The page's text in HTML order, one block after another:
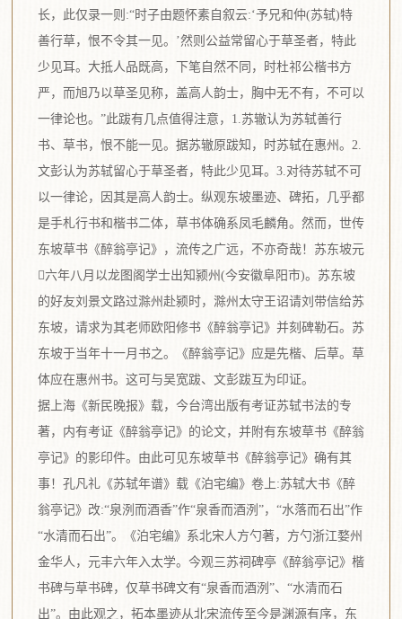
长，此仅录一则:“时子由题怀素自叙云:‘予兄和仲(苏轼)特
善行草，恨不令其一见。’然则公益常留心于草圣者，特此
少见耳。大抵人品既高，下笔自然不同，时杜祁公楷书方
严，而旭乃以草圣见称，盖高人韵士，胸中无不有，不可以
一律论也。”此跋有几点值得注意，1.苏辙认为苏轼善行
书、草书，恨不能一见。据苏辙原跋知，时苏轼在惠州。2.
文彭认为苏轼留心于草圣者，特此少见耳。3.对待苏轼不可
以一律论，因其是高人韵士。纵观东坡墨迹、碑拓，几乎都
是手札行书和楷书二体，草书体确系凤毛麟角。然而，世传
东坡草书《醉翁亭记》，流传之广远，不亦奇哉！苏东坡元
六年八月以龙图阁学士出知颍州(今安徽阜阳市)。苏东坡
的好友刘景文路过滁州赴颍时，滁州太守王诏请刘带信给苏
东坡，请求为其老师欧阳修书《醉翁亭记》并刻碑勒石。苏
东坡于当年十一月书之。《醉翁亭记》应是先楷、后草。草
体应在惠州书。这可与吴宽跋、文彭跋互为印证。
据上海《新民晚报》载，今台湾出版有考证苏轼书法的专
著，内有考证《醉翁亭记》的论文，并附有东坡草书《醉翁
亭记》的影印件。由此可见东坡草书《醉翁亭记》确有其
事！孔凡礼《苏轼年谱》载《泊宅编》卷上:苏轼大书《醉
翁亭记》改:“泉洌而酒香”作“泉香而酒洌”，“水落而石出”作
“水清而石出”。《泊宅编》系北宋人方勺著，方勺浙江婺州
金华人，元丰六年入太学。今观三苏祠碑亭《醉翁亭记》楷
书碑与草书碑，仅草书碑文有“泉香而酒洌”、“水清而石
出”。由此观之，拓本墨迹从北宋流传至今是渊源有序，东